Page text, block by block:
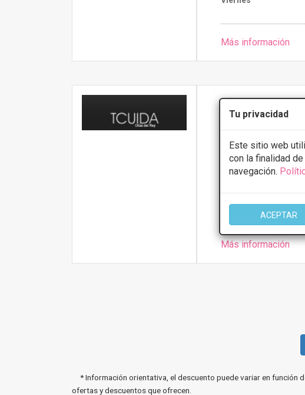
Tu privacidad
Este sitio web
con la finalidad
navegación.
ACEPTAR
Más información
CINICA DE
Presupuestos con
CONSULTAR/
Más información
* Información orientativa, el descuento puede variar en
ofertas y descuentos que ofrecen.